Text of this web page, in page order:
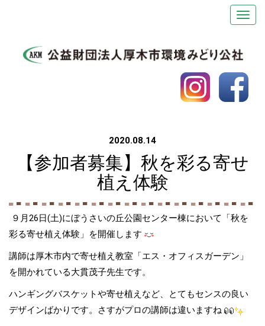
2020.08.14
【参加者募集】秋を彩る寄せ
植え体験
９月26日(土)にぼうさいの丘公園センター棟において「秋を
彩る寄せ植え体験」を開催します
講師は厚木市内で寄せ植え教室「エス・オフィスガーデン」
を開かれている大貫茂子先生です。
ハンギングバスケットや寄せ植えなど、とてもセンスの良い
デザインばかりです。さすがプロの講師は違いますね